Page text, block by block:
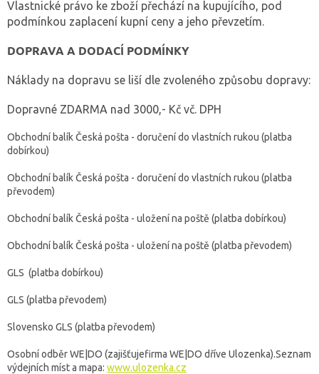
Vlastnické právo ke zboží přechází na kupujícího, pod
podmínkou zaplacení kupní ceny a jeho převzetím.
DOPRAVA A DODACÍ PODMÍNKY
Náklady na dopravu se liší dle zvoleného způsobu dopravy:
Dopravné ZDARMA nad 3000,- Kč vč. DPH
Obchodní balík Česká pošta - doručení do vlastních rukou (platba
dobírkou)
Obchodní balík Česká pošta - doručení do vlastních rukou (platba
převodem)
Obchodní balík Česká pošta - uložení na poště (platba dobírkou)
Obchodní balík Česká pošta - uložení na poště (platba převodem)
GLS (platba dobírkou)
GLS (platba převodem)
Slovensko GLS (platba převodem)
Osobní odběr WE|DO (zajišťujefirma WE|DO dříve Ulozenka).Seznam
výdejních míst a mapa: www.ulozenka.cz